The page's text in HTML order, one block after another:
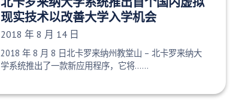
现实技术以改善大学入学机会
发布日期：
2018 年 8 月 14 日
2018 年 8 月 8 日北卡罗来纳州教堂山 – 北卡罗来纳大
学系统推出了一款新应用程序，它将……